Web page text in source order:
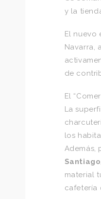
y la
El nuevo
Navarra,
de
El
La
los
Además,
Santiago
material
cafetería